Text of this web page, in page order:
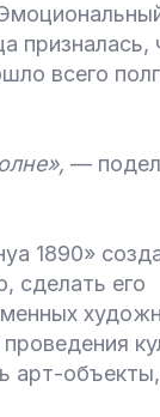
призналась,
всего
—
1890»
сделать его
арт-